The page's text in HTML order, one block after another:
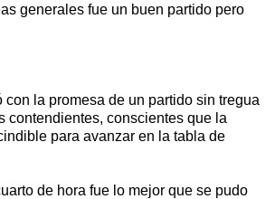
generales fue un buen partido pero
con la promesa de un partido sin tregua
contendientes, conscientes que la
para avanzar en la tabla de
de hora fue lo mejor que se pudo